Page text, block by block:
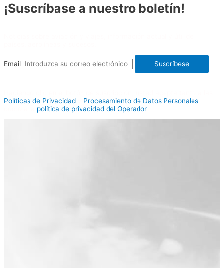
¡Suscríbase a nuestro boletín!
Email Suscríbese
Políticas de Privacidad
Procesamiento de Datos Personales
política de privacidad del Operador